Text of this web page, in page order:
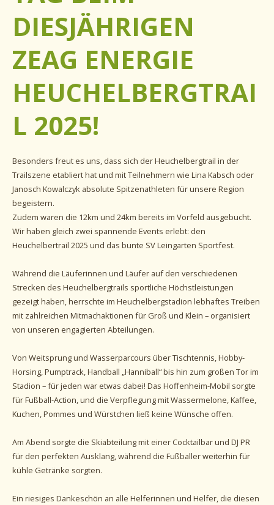
DIESJÄHRIGEN
ZEAG ENERGIE
HEUCHELBERGTRAI
L 2025!
Besonders freut es uns, dass sich der Heuchelbergtrail in der
Trailszene etabliert hat und mit Teilnehmern wie Lina Kabsch oder
Janosch Kowalczyk absolute Spitzenathleten für unsere Region
begeistern.
Zudem waren die 12km und 24km bereits im Vorfeld ausgebucht.
Wir haben gleich zwei spannende Events erlebt: den
Heuchelbertrail 2025 und das bunte SV Leingarten Sportfest.
Während die Läuferinnen und Läufer auf den verschiedenen
Strecken des Heuchelbergtrails sportliche Höchstleistungen
gezeigt haben, herrschte im Heuchelbergstadion lebhaftes Treiben
mit zahlreichen Mitmachaktionen für Groß und Klein – organisiert
von unseren engagierten Abteilungen.
Von Weitsprung und Wasserparcours über Tischtennis, Hobby-
Horsing, Pumptrack, Handball „Hanniball“ bis hin zum großen Tor im
Stadion – für jeden war etwas dabei! Das Hoffenheim-Mobil sorgte
für Fußball-Action, und die Verpflegung mit Wassermelone, Kaffee,
Kuchen, Pommes und Würstchen ließ keine Wünsche offen.
Am Abend sorgte die Skiabteilung mit einer Cocktailbar und DJ PR
für den perfekten Ausklang, während die Fußballer weiterhin für
kühle Getränke sorgten.
Ein riesiges Dankeschön an alle Helferinnen und Helfer, die diesen